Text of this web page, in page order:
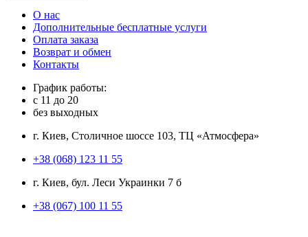
О нас
Дополнительные бесплатные услуги
Оплата заказа
Возврат и обмен
Контакты
График работы:
с 11 до 20
без выходных
г. Киев, Столичное шоссе 103, ТЦ «Атмосфера»
+38 (068) 123 11 55
г. Киев, бул. Леси Украинки 7 б
+38 (067) 100 11 55